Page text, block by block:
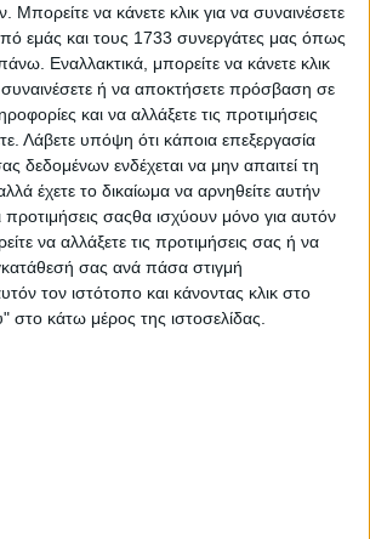
να κάνετε κλικ για να συναινέσετε
εμάς και τους 1733 συνεργάτες μας όπως
Εναλλακτικά, μπορείτε να κάνετε κλικ
συναινέσετε ή να αποκτήσετε πρόσβαση σε
και να αλλάξετε τις προτιμήσεις
Λάβετε υπόψη ότι κάποια επεξεργασία
δεδομένων ενδέχεται να μην απαιτεί τη
έχετε το δικαίωμα να αρνηθείτε αυτήν
προτιμήσεις σαςθα ισχύουν μόνο για αυτόν
να αλλάξετε τις προτιμήσεις σας ή να
σας ανά πάσα στιγμή
τον ιστότοπο και κάνοντας κλικ στο
κάτω μέρος της ιστοσελίδας.
LIFESTYLE NEWS
VINTAGE
TRAVEL
EXTREME
WOMEN ON WHEELS
SAFETY
SAFETY NEWS
ΔΡΑΣΕΙΣ
ΤΕΧΝΟΛΟΓΙΑ &
ΠΕΡΙΒΑΛΛΟΝ
ΧΡΗΣΙΜΑ